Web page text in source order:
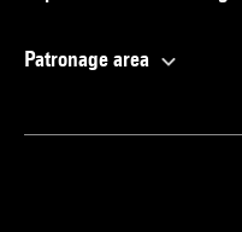
Voir la notice sur le portail
Patronage area